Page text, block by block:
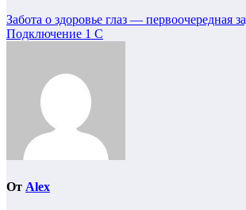
Навигация
по
Забота о здоровье глаз — первоочередная
Подключение 1 С
От Alex